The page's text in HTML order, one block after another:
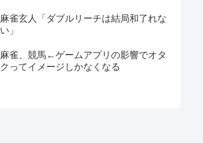
麻雀玄人「ダブルリーチは結局和了れな
い」
麻雀、競馬←ゲームアプリの影響でオタ
クってイメージしかなくなる